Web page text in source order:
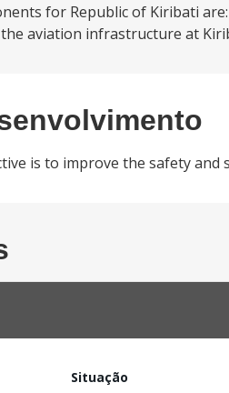
for Republic of Kiribati
aviation infrastructure at
is to improve the safety
Situação